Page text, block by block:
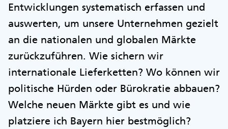
Entwicklungen systematisch erfassen und
auswerten, um unsere Unternehmen gezielt
an die nationalen und globalen Märkte
zurückzuführen. Wie sichern wir
internationale Lieferketten? Wo können wir
politische Hürden oder Bürokratie abbauen?
Welche neuen Märkte gibt es und wie
platziere ich Bayern hier bestmöglich?